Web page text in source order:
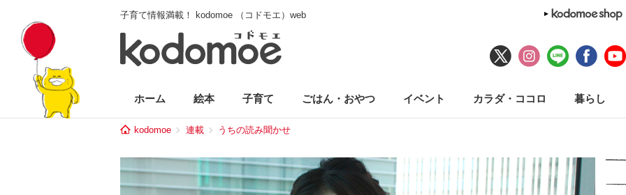
子育て情報満載！ kodomoe （コドモエ）web
ホーム 絵本 子育て ごはん・おやつ イベント カラダ・ココロ 暮らし
kodomoe 連載 うちの読み聞かせ